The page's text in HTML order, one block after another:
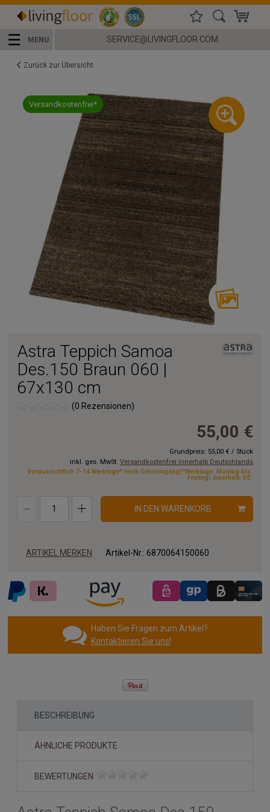
☰ MENU SERVICE@LIVINGFLOOR.COM
Zurück zur Übersicht
Versandkostenfrei*
Astra Teppich Samoa
Des.150 Braun 060 |
67x130 cm
(0 Rezensionen)
55,00 €
Grundpreis: 55,00 € / Stück
inkl. ges. MwSt. Versandkostenfrei innerhalb Deutschlands
Voraussichtlich 7-14 Werktage* nach Geldeingang(*Werktage: Montag bis
Freitag) innerhalb DE
IN DEN WARENKORB
ARTIKEL MERKEN Artikel-Nr.: 6870064150060
Haben Sie Fragen zum Artikel?
Kontaktieren Sie uns!
BESCHREIBUNG
ÄHNLICHE PRODUKTE
BEWERTUNGEN